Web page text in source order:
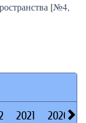
[№4,
2021 2020